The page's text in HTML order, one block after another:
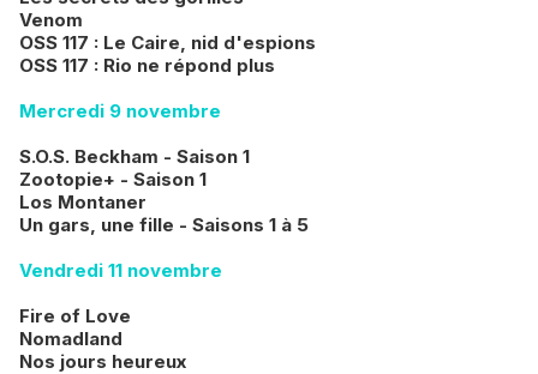
Venom
OSS 117 : Le Caire, nid d'espions
OSS 117 : Rio ne répond plus
Mercredi 9 novembre
S.O.S. Beckham - Saison 1
Zootopie+ - Saison 1
Los Montaner
Un gars, une fille - Saisons 1 à 5
Vendredi 11 novembre
Fire of Love
Nomadland
Nos jours heureux